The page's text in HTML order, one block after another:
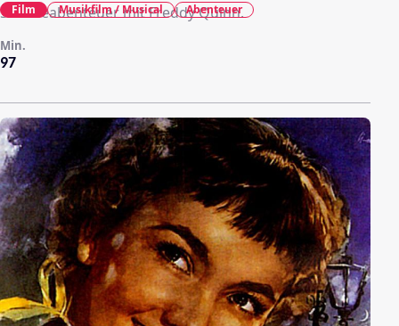
Südseeabenteuer mit Freddy Quinn.
97
Min.
Film Musikfilm / Musical Abenteuer